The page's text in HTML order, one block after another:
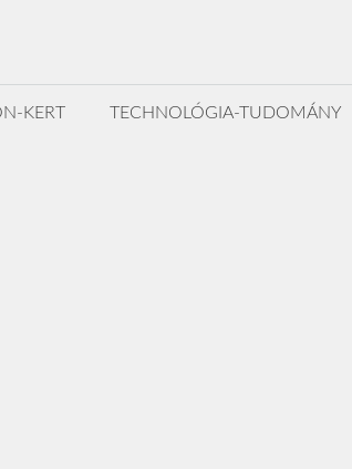
KERT TECHNOLÓGIA-TUDOMÁNY